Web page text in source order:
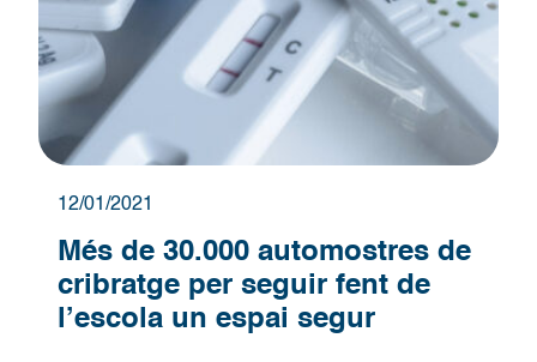
12/01/2021
Més de 30.000 automostres de
cribratge per seguir fent de
l’escola un espai segur